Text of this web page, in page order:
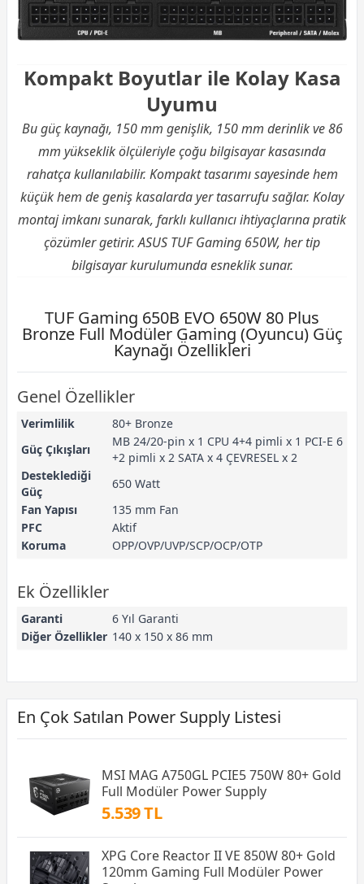
Kompakt Boyutlar ile Kolay Kasa
Uyumu
Bu güç kaynağı, 150 mm genişlik, 150 mm derinlik ve 86
mm yükseklik ölçüleriyle çoğu bilgisayar kasasında
rahatça kullanılabilir. Kompakt tasarımı sayesinde hem
küçük hem de geniş kasalarda yer tasarrufu sağlar. Kolay
montaj imkanı sunarak, farklı kullanıcı ihtiyaçlarına pratik
çözümler getirir. ASUS TUF Gaming 650W, her tip
bilgisayar kurulumunda esneklik sunar.
TUF Gaming 650B EVO 650W 80 Plus
Bronze Full Modüler Gaming (Oyuncu) Güç
Kaynağı Özellikleri
Genel Özellikler
Verimlilik
80+ Bronze
Güç Çıkışları
MB 24/20-pin x 1 CPU 4+4 pimli x 1 PCI-E 6
+2 pimli x 2 SATA x 4 ÇEVRESEL x 2
Desteklediği
Güç
650 Watt
Fan Yapısı
135 mm Fan
PFC
Aktif
Koruma
OPP/OVP/UVP/SCP/OCP/OTP
Ek Özellikler
Garanti
6 Yıl Garanti
Diğer Özellikler 140 x 150 x 86 mm
En Çok Satılan Power Supply Listesi
MSI MAG A750GL PCIE5 750W 80+ Gold
Full Modüler Power Supply
5.539 TL
XPG Core Reactor II VE 850W 80+ Gold
120mm Gaming Full Modüler Power